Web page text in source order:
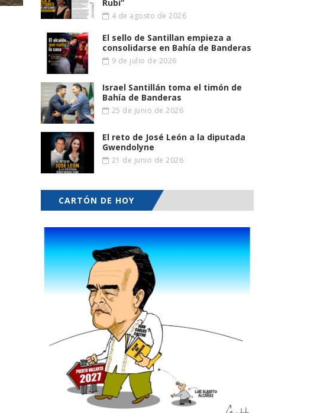
Rubi”
4 de agosto de 2026
El sello de Santillan empieza a
consolidarse en Bahía de Banderas
9 de julio de 2026
Israel Santillán toma el timón de
Bahía de Banderas
25 de junio de 2026
El reto de José León a la diputada
Gwendolyne
21 de junio de 2026
CARTÓN DE HOY